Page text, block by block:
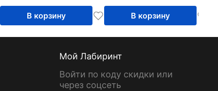
В корзину В корзину
Мой Лабиринт
Войти по коду скидки или
через соцсеть